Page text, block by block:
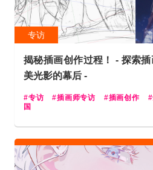
专访
揭秘插画创作过程！ - 探索
美光影的幕后 -
专访 插画师专访 插画创作
国